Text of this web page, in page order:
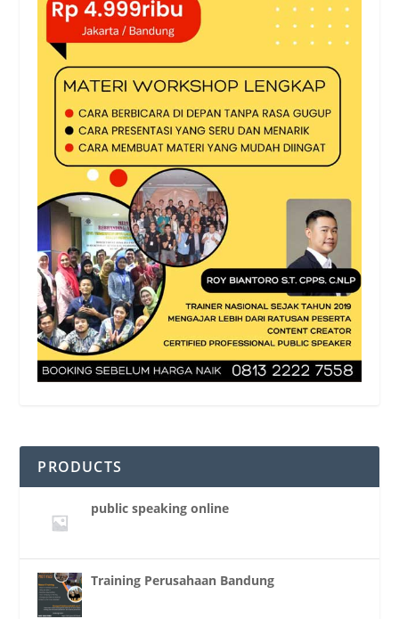
PRODUCTS
public speaking online
Training Perusahaan Bandung